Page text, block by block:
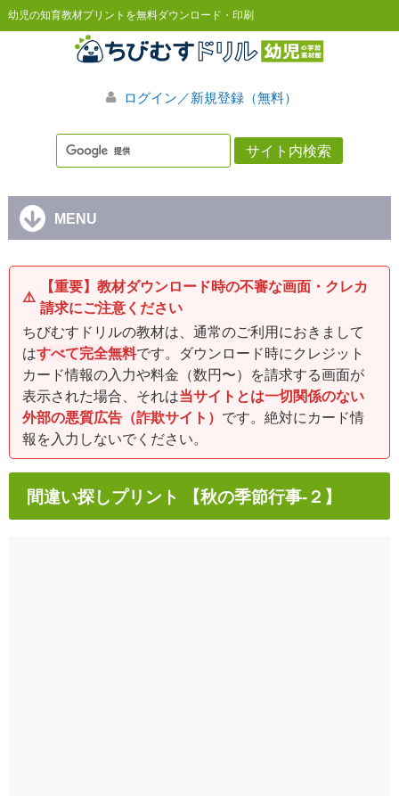
幼児の知育教材プリントを無料ダウンロード・印刷
ログイン／新規登録（無料）
MENU
⚠️
【重要】教材ダウンロード時の不審な画面・クレカ
請求にご注意ください
ちびむすドリルの教材は、通常のご利用におきまして
はすべて完全無料です。ダウンロード時にクレジット
カード情報の入力や料金（数円〜）を請求する画面が
表示された場合、それは当サイトとは一切関係のない
外部の悪質広告（詐欺サイト） です。絶対にカード情
報を入力しないでください。
間違い探しプリント 【秋の季節行事-２】